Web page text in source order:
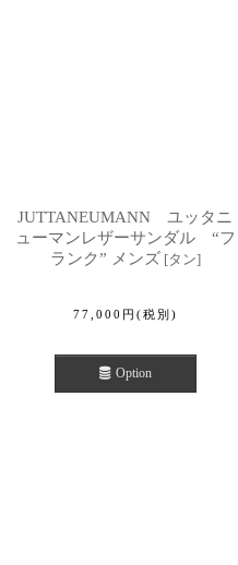
JUTTANEUMANN ユッタニ
ューマンレザーサンダル “フ
ランク” メンズ [タン]
77,000 円 (税別)
Option